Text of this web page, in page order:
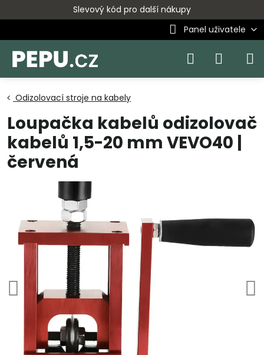
Slevový kód pro další nákupy
Panel uživatele
Odizolovací stroje na kabely
Loupačka kabelů odizolovač
kabelů 1,5-20 mm VEVO40 |
červená